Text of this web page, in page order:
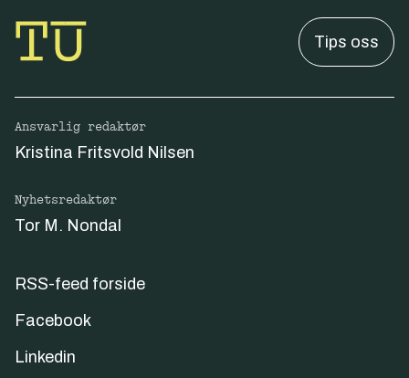
Tips oss
Ansvarlig redaktør
Kristina Fritsvold Nilsen
Nyhetsredaktør
Tor M. Nondal
RSS-feed forside
Facebook
Linkedin